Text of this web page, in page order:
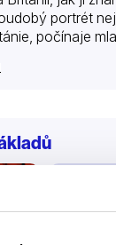
portrét
počínaje
politicky
takže se
uzavírá